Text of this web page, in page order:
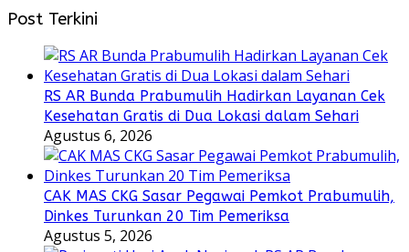
Post Terkini
RS AR Bunda Prabumulih Hadirkan Layanan Cek
Kesehatan Gratis di Dua Lokasi dalam Sehari
Agustus 6, 2026
CAK MAS CKG Sasar Pegawai Pemkot Prabumulih,
Dinkes Turunkan 20 Tim Pemeriksa
Agustus 5, 2026